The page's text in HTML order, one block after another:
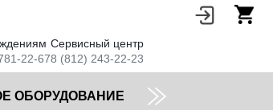
22-67
Сервисный центр
8 (812) 243-22-23
ОБОРУДОВАНИЕ